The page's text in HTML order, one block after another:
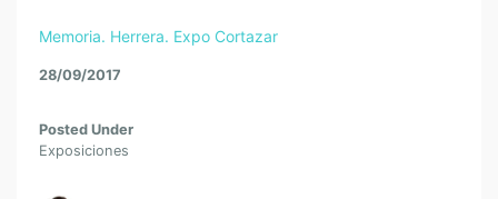
Memoria. Herrera. Expo Cortazar
28/09/2017
Posted Under
Exposiciones